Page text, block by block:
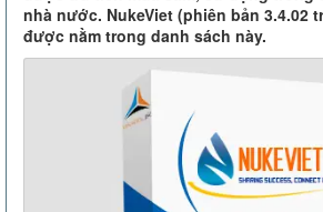
nhà nước. NukeViet (phiên bản 3.4.02
được nằm trong danh sách này.